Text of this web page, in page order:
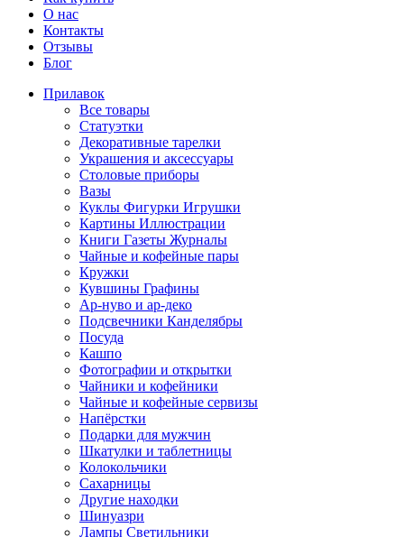
О нас
Контакты
Отзывы
Блог
Прилавок
Все товары
Статуэтки
Декоративные тарелки
Украшения и аксессуары
Столовые приборы
Вазы
Куклы Фигурки Игрушки
Картины Иллюстрации
Книги Газеты Журналы
Чайные и кофейные пары
Кружки
Кувшины Графины
Ар-нуво и ар-деко
Подсвечники Канделябры
Посуда
Кашпо
Фотографии и открытки
Чайники и кофейники
Чайные и кофейные сервизы
Напёрстки
Подарки для мужчин
Шкатулки и таблетницы
Колокольчики
Сахарницы
Другие находки
Шинуазри
Лампы Светильники